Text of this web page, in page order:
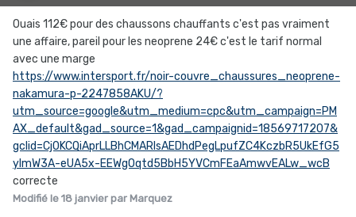
Ouais 112€ pour des chaussons chauffants c'est pas vraiment
une affaire, pareil pour les neoprene 24€ c'est le tarif normal
avec une marge
https://www.intersport.fr/noir-couvre_chaussures_neoprene-
nakamura-p-2247858AKU/?
utm_source=google&utm_medium=cpc&utm_campaign=PM
AX_default&gad_source=1&gad_campaignid=18569717207&
gclid=Cj0KCQiAprLLBhCMARIsAEDhdPegLpufZC4KczbR5UkEfG5
ylmW3A-eUA5x-EEWgOqtd5BbH5YVCmFEaAmwvEALw_wcB
correcte
Modifié le 18 janvier par Marquez